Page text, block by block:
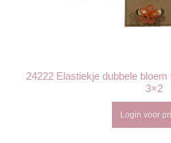
24222 Elastiekje dubbele
3×2
Login voor